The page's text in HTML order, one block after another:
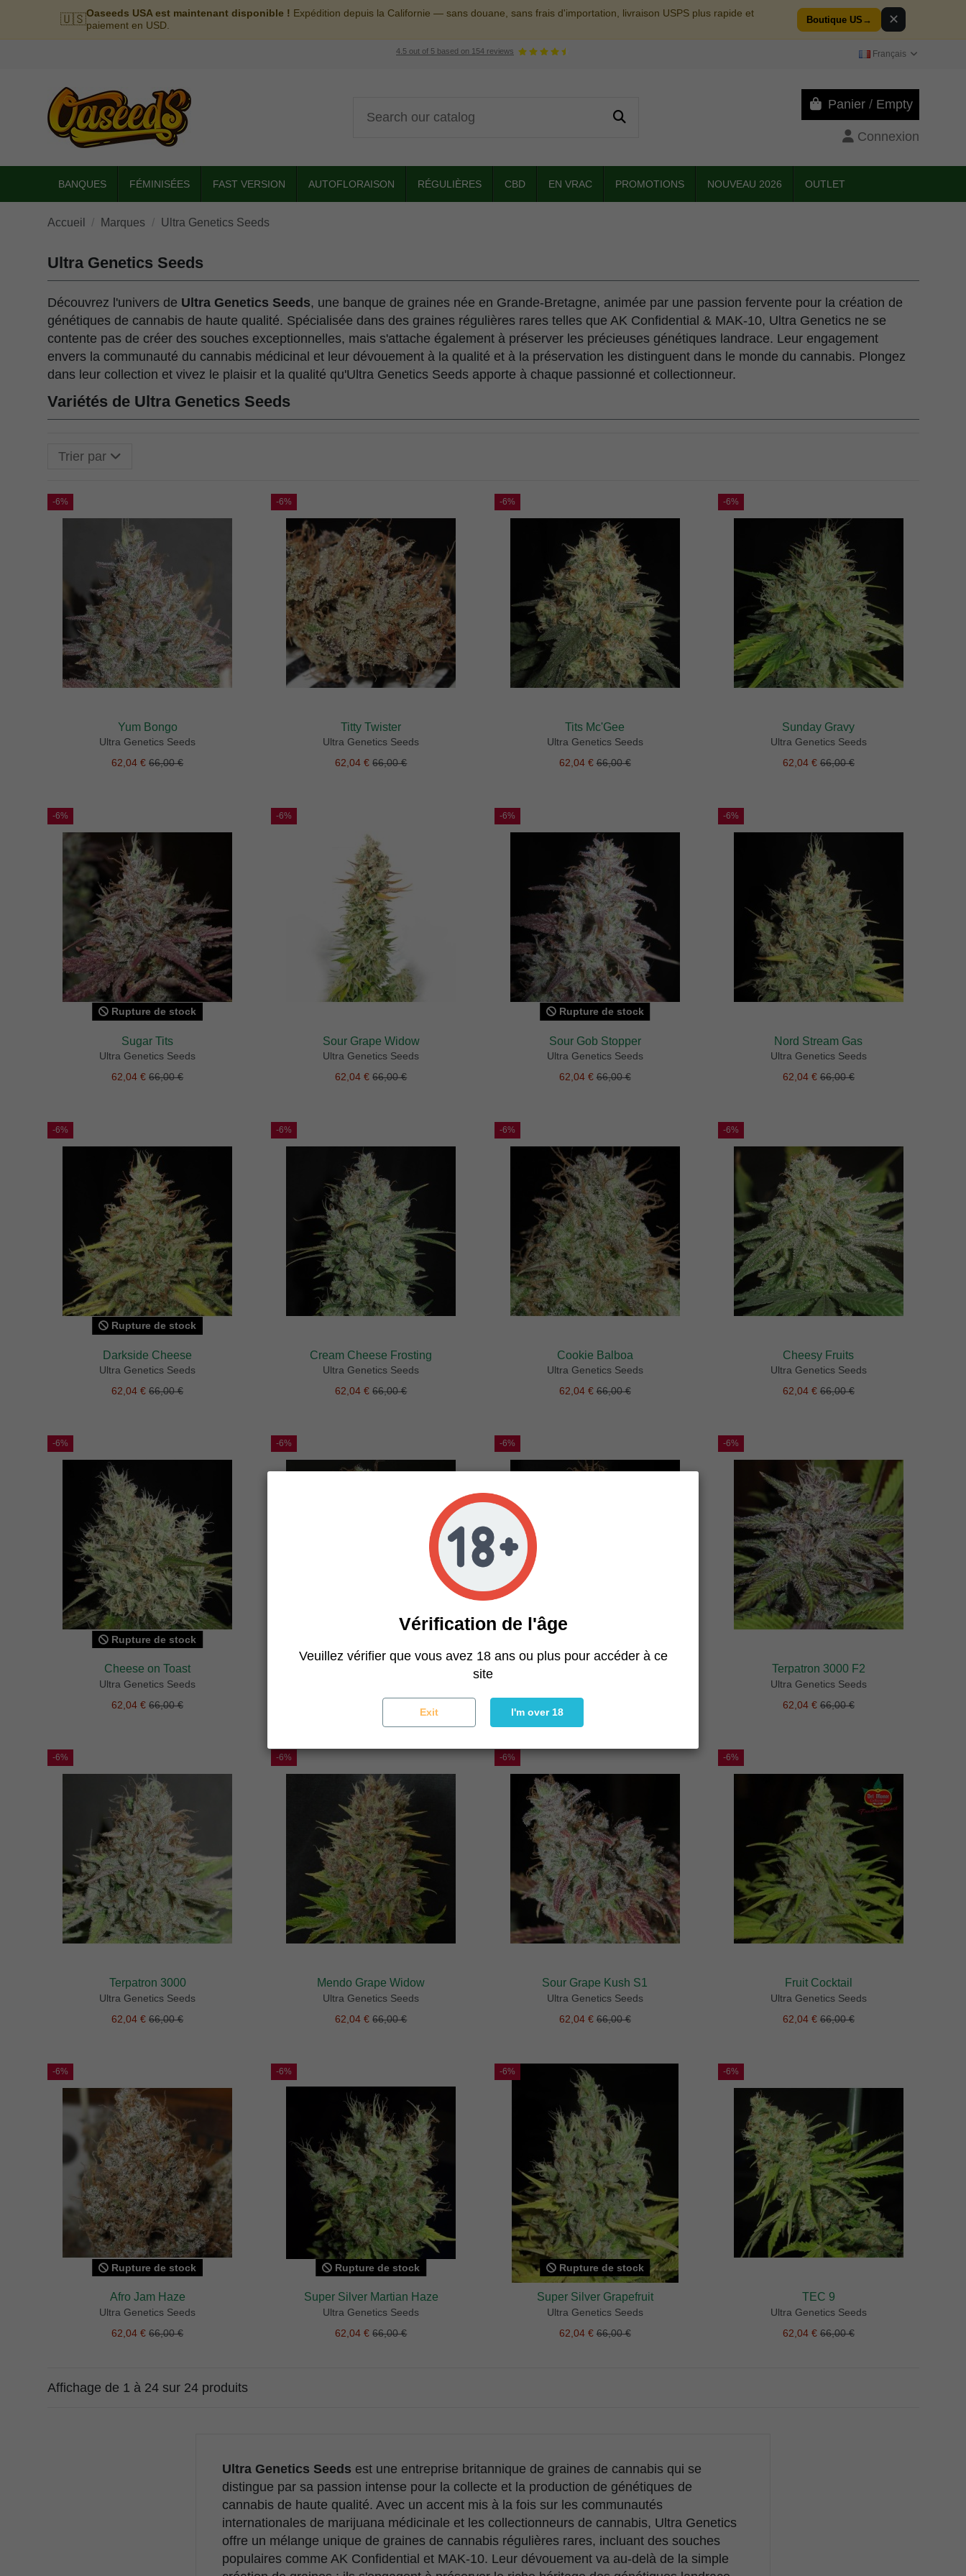
🇺🇸Oaseeds USA est maintenant disponible ! Expédition depuis la Californie — sans douane, sans frais d'importation, livraison USPS plus rapide et
paiement en USD.
Boutique US → ✕
4.5 out of 5 based on 154 reviews Français
Panier / Empty
Connexion
BANQUES FÉMINISÉES FAST VERSION AUTOFLORAISON RÉGULIÈRES CBD EN VRAC PROMOTIONS NOUVEAU 2026 OUTLET
Accueil Marques Ultra Genetics Seeds
Ultra Genetics Seeds
Découvrez l'univers de Ultra Genetics Seeds, une banque de graines née en Grande-Bretagne, animée par une passion fervente pour la création de
génétiques de cannabis de haute qualité. Spécialisée dans des graines régulières rares telles que AK Confidential & MAK-10, Ultra Genetics ne se
contente pas de créer des souches exceptionnelles, mais s'attache également à préserver les précieuses génétiques landrace. Leur engagement
envers la communauté du cannabis médicinal et leur dévouement à la qualité et à la préservation les distinguent dans le monde du cannabis. Plongez
dans leur collection et vivez le plaisir et la qualité qu'Ultra Genetics Seeds apporte à chaque passionné et collectionneur.
Variétés de Ultra Genetics Seeds
Trier par
-6%
Yum Bongo
Ultra Genetics Seeds
62,04 €66,00 €
-6%
Titty Twister
Ultra Genetics Seeds
62,04 €66,00 €
-6%
Tits Mc'Gee
Ultra Genetics Seeds
62,04 €66,00 €
-6%
Sunday Gravy
Ultra Genetics Seeds
62,04 € 66,00 €
-6%
Rupture de stock
Sugar Tits
Ultra Genetics Seeds
62,04 €66,00 €
-6%
Sour Grape Widow
Ultra Genetics Seeds
62,04 €66,00 €
-6%
Rupture de stock
Sour Gob Stopper
Ultra Genetics Seeds
62,04 €66,00 €
-6%
Nord Stream Gas
Ultra Genetics Seeds
62,04 € 66,00 €
-6%
Rupture de stock
Darkside Cheese
Ultra Genetics Seeds
62,04 €66,00 €
-6%
Cream Cheese Frosting
Ultra Genetics Seeds
62,04 €66,00 €
-6%
Cookie Balboa
Ultra Genetics Seeds
62,04 €66,00 €
-6%
Cheesy Fruits
Ultra Genetics Seeds
62,04 € 66,00 €
-6%
Rupture de stock
Cheese on Toast
Ultra Genetics Seeds
62,04 €66,00 €
-6% -6% -6%
Terpatron 3000 F2
Ultra Genetics Seeds
62,04 € 66,00 €
-6%
Terpatron 3000
Ultra Genetics Seeds
62,04 €66,00 €
-6%
Mendo Grape Widow
Ultra Genetics Seeds
62,04 €66,00 €
-6%
Sour Grape Kush S1
Ultra Genetics Seeds
62,04 €66,00 €
-6%
Fruit Cocktail
Ultra Genetics Seeds
62,04 € 66,00 €
-6%
Rupture de stock
Afro Jam Haze
Ultra Genetics Seeds
62,04 €66,00 €
-6%
Rupture de stock
Super Silver Martian Haze
Ultra Genetics Seeds
62,04 €66,00 €
-6%
Rupture de stock
Super Silver Grapefruit
Ultra Genetics Seeds
62,04 €66,00 €
-6%
TEC 9
Ultra Genetics Seeds
62,04 € 66,00 €
Affichage de 1 à 24 sur 24 produits
Ultra Genetics Seeds est une entreprise britannique de graines de cannabis qui se
distingue par sa passion intense pour la collecte et la production de génétiques de
cannabis de haute qualité. Avec un accent mis à la fois sur les communautés
internationales de marijuana médicinale et les collectionneurs de cannabis, Ultra Genetics
offre un mélange unique de graines de cannabis régulières rares, incluant des souches
populaires comme AK Confidential et MAK-10. Leur dévouement va au-delà de la simple
Vérification de l'âge
Veuillez vérifier que vous avez 18 ans ou plus pour accéder à ce
site
Exit I'm over 18